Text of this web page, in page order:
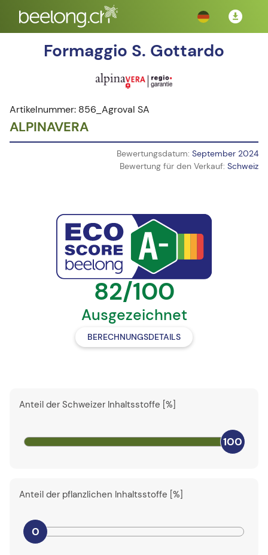
Formaggio S. Gottardo
Artikelnummer: 856_Agroval SA
ALPINAVERA
Bewertungsdatum: September 2024
Bewertung für den Verkauf: Schweiz
82/100
Ausgezeichnet
BERECHNUNGSDETAILS
Anteil der Schweizer Inhaltsstoffe [%]
100
Anteil der pflanzlichen Inhaltsstoffe [%]
0